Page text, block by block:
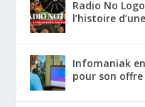
Radio No
l’histoire
Infomaniak
pour son